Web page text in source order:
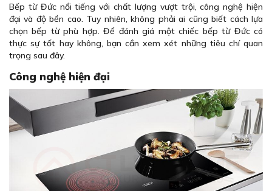
Bếp từ Đức nổi tiếng với chất lượng vượt trội, công nghệ hiện
đại và độ bền cao. Tuy nhiên, không phải ai cũng biết cách lựa
chọn bếp từ phù hợp. Để đánh giá một chiếc bếp từ Đức có
thực sự tốt hay không, bạn cần xem xét những tiêu chí quan
trọng sau đây.
Công nghệ hiện đại